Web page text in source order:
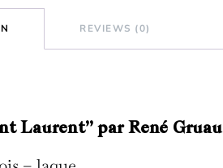
REVIEWS (0)
Laurent” par René Gruau